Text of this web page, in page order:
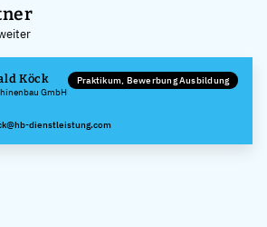
Köck
GmbH
Praktikum, Bewerbung Ausbildung
dienstleistung.com